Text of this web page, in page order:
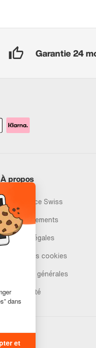
Garantie 24
À propos
Recommerce Swiss
Nos engagements
Mentions légales
Gestion des cookies
Conditions générales
Accessibilité